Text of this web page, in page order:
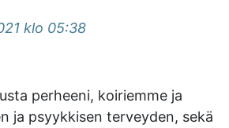
klo 05:38
perheeni, koiriemme ja
ja psyykkisen terveyden, sekä